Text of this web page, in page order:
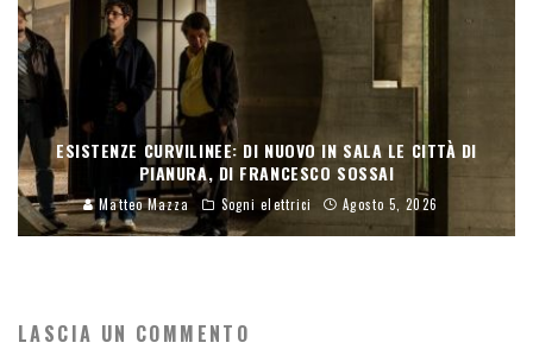
ESISTENZE CURVILINEE: DI NUOVO IN SALA LE CITTÀ DI
PIANURA, DI FRANCESCO SOSSAI
Matteo Mazza Sogni elettrici Agosto 5, 2026
LASCIA UN COMMENTO